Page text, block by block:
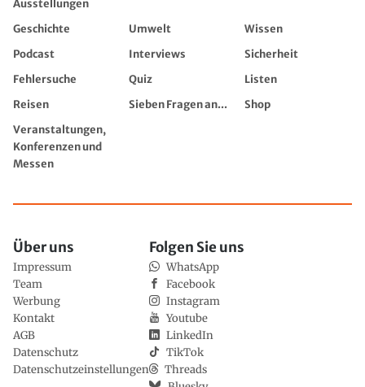
Ausstellungen
Geschichte Umwelt
Wissen
Podcast
Interviews
Sicherheit
Fehlersuche
Quiz
Listen
Reisen
Sieben Fragen an...
Shop
Veranstaltungen,
Konferenzen und
Messen
Über uns
Impressum
Team
Werbung
Kontakt
AGB
Datenschutz
Datenschutzeinstellungen
Folgen Sie uns
WhatsApp
Facebook
Instagram
Youtube
LinkedIn
TikTok
Threads